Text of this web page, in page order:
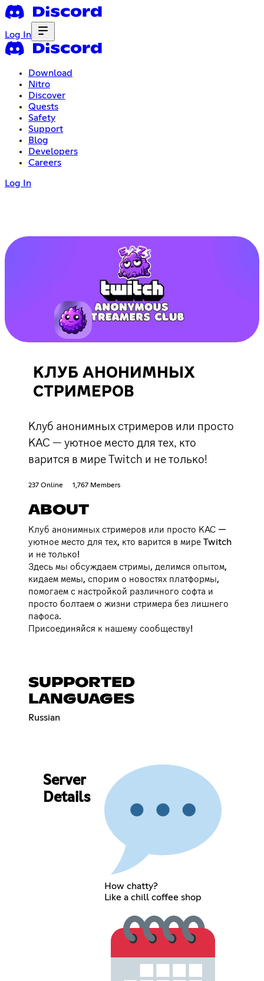
Log In
Download
Nitro
Discover
Quests
Safety
Support
Blog
Developers
Careers
Log In
КЛУБ АНОНИМНЫХ
СТРИМЕРОВ
Клуб анонимных стримеров или просто
КАС — уютное место для тех, кто
варится в мире Twitch и не только!
237 Online 1,767 Members
ABOUT
Клуб анонимных стримеров или просто КАС —
уютное место для тех, кто варится в мире Twitch
и не только!
Здесь мы обсуждаем стримы, делимся опытом,
кидаем мемы, спорим о новостях платформы,
помогаем с настройкой различного софта и
просто болтаем о жизни стримера без лишнего
пафоса.
Присоединяйся к нашему сообществу!
SUPPORTED
LANGUAGES
Russian
Server
Details
How chatty?
Like a chill coffee shop